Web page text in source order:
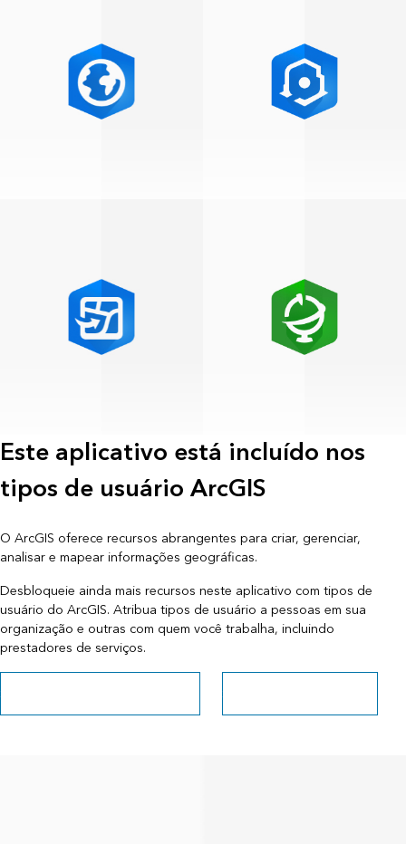
ArcGIS Field Maps
ArcGIS Living
Atlas of the
World
Este aplicativo está incluído nos
tipos de usuário ArcGIS
O ArcGIS oferece recursos abrangentes para criar, gerenciar,
analisar e mapear informações geográficas.
Desbloqueie ainda mais recursos neste aplicativo com tipos de
usuário do ArcGIS. Atribua tipos de usuário a pessoas em sua
organização e outras com quem você trabalha, incluindo
prestadores de serviços.
Saiba mais sobre tipos de usuário Saiba mais sobre o ArcGIS